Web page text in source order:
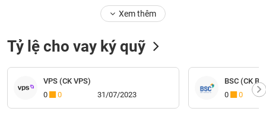
Xem thêm
Tỷ lệ cho vay ký quỹ
VPS (CK VPS)
0
0 31/07/2023
BSC (CK
0
0